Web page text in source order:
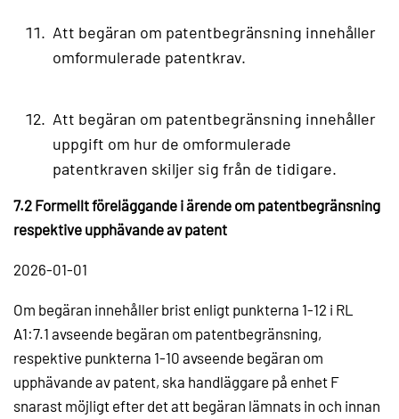
Att begäran om patentbegränsning innehåller
omformulerade patentkrav.
Att begäran om patentbegränsning innehåller
uppgift om hur de omformulerade
patentkraven skiljer sig från de tidigare.
7.2 Formellt föreläggande i ärende om patentbegränsning
respektive upphävande av patent
2026-01-01
Om begäran innehåller brist enligt punkterna 1-12 i RL
A1:7.1 avseende begäran om patentbegränsning,
respektive punkterna 1-10 avseende begäran om
upphävande av patent, ska handläggare på enhet F
snarast möjligt efter det att begäran lämnats in och innan